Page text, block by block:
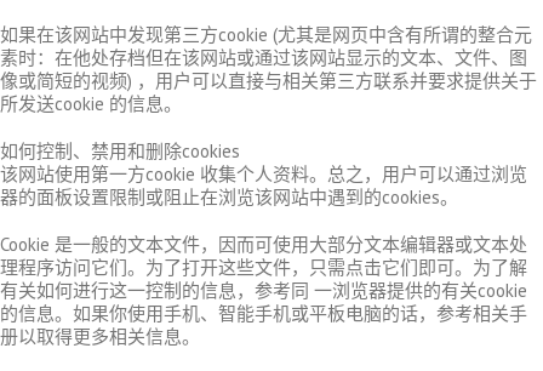
如果在该网站中发现第三方cookie (尤其是网页中含有所谓的整合元
素时：在他处存档但在该网站或通过该网站显示的文本、文件、图
像或简短的视频) ，用户可以直接与相关第三方联系并要求提供关于
所发送cookie 的信息。
如何控制、禁用和删除cookies
该网站使用第一方cookie 收集个人资料。总之，用户可以通过浏览
器的面板设置限制或阻止在浏览该网站中遇到的cookies。
Cookie 是一般的文本文件，因而可使用大部分文本编辑器或文本处
理程序访问它们。为了打开这些文件，只需点击它们即可。为了解
有关如何进行这一控制的信息，参考同 一浏览器提供的有关cookie
的信息。如果你使用手机、智能手机或平板电脑的话，参考相关手
册以取得更多相关信息。